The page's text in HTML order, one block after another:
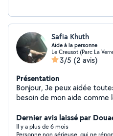
Safia Khuth
Aide à la personne
Le Creusot (Parc La
3/5 (2 avis)
Présentation
Bonjour, Je peux aidée toutes personnes qui aura
besoin de mon aide comme
naturellement souriante,
peux également porter des
Dernier avis laissé par
Il y a plus de 6 mois
Personne non sérieuse, qui ne